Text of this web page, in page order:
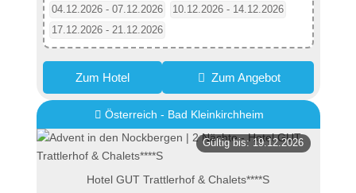
04.12.2026 - 07.12.2026
10.12.2026 - 14.12.2026
17.12.2026 - 21.12.2026
Zum Hotel Zum Angebot
Österreich - Bad Kleinkirchheim
Gültig bis: 19.12.2026
Hotel GUT Trattlerhof & Chalets****S